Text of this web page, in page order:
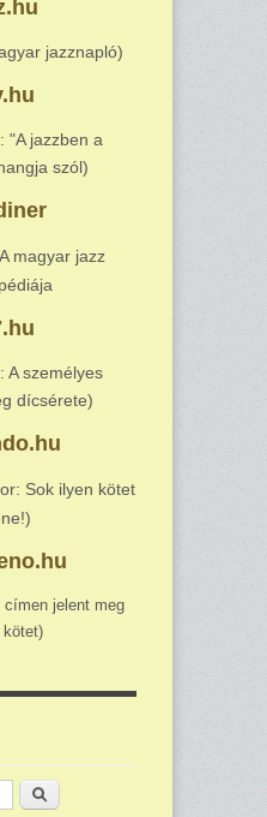
jazznapló)
"A jazzben a
szól)
magyar jazz
A személyes
dícsérete)
Sok ilyen kötet
címen jelent meg
kötet)
Keresés